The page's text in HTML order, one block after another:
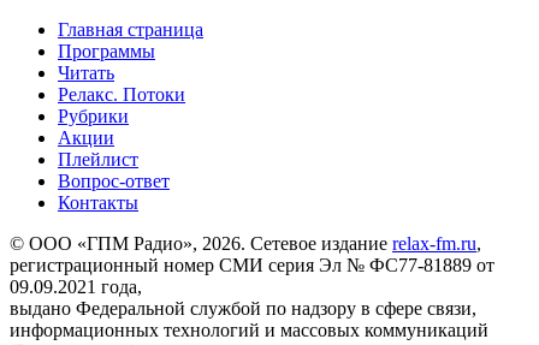
Главная страница
Программы
Читать
Релакс. Потоки
Рубрики
Акции
Плейлист
Вопрос-ответ
Контакты
© ООО «ГПМ Радио», 2026. Сетевое издание relax-fm.ru,
регистрационный номер СМИ серия Эл № ФС77-81889 от
09.09.2021 года,
выдано Федеральной службой по надзору в сфере связи,
информационных технологий и массовых коммуникаций